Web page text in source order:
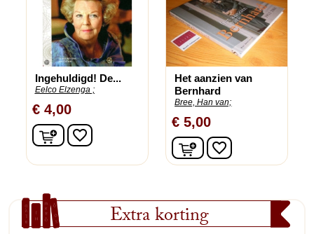
Extra korting
Ingehuldigd! De...
Eelco Elzenga ;
€ 4,00
In winkelwagen
favorite_border
Het aanzien van
Bernhard
Bree, Han van;
€ 5,00
In winkelwagen
favorite_border